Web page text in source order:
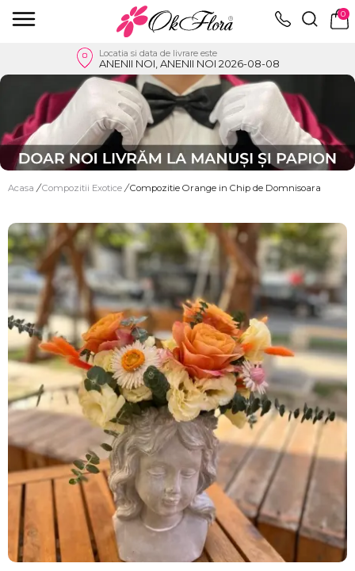
0
Locatia si data de livrare este
ANENII NOI, ANENII NOI 2026-08-08
Acasa / Compozitii Exotice / Compozitie Orange in Chip de Domnisoara